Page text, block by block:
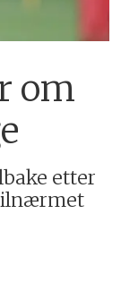
om
etter